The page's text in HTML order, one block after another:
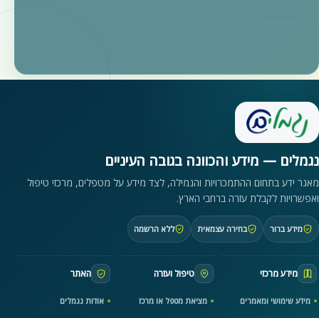
נגמלים — מידע והכוונה בגובה העיניים
מאגר ידע בתחום ההתמכרויות והגמילה, לצד מידע על מטפלים, מרכזי טיפול
ואפשרויות לקבלת עזרה ברחבי הארץ.
מידע ברור בחירה עצמאית ללא הרשמה
מידע מרכזי
מידע שימושי ומאמרים
טיפול ועזרה
מציאת מטפל או מרכז
האתר
אודות נגמלים